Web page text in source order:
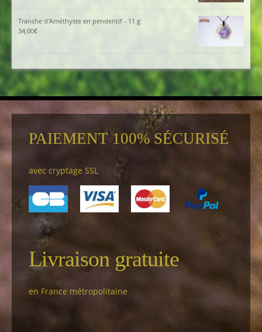
Tranche d'Améthyste en pendentif - 11 g
34,00€
PAIEMENT 100% SÉCURISÉ
avec cryptage SSL
Livraison gratuite
en France métropolitaine